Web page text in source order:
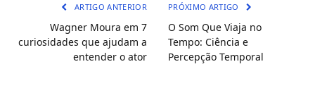
ARTIGO ANTERIOR
Wagner Moura em 7
curiosidades que ajudam a
entender o ator
PRÓXIMO ARTIGO
O Som Que Viaja no
Tempo: Ciência e
Percepção Temporal